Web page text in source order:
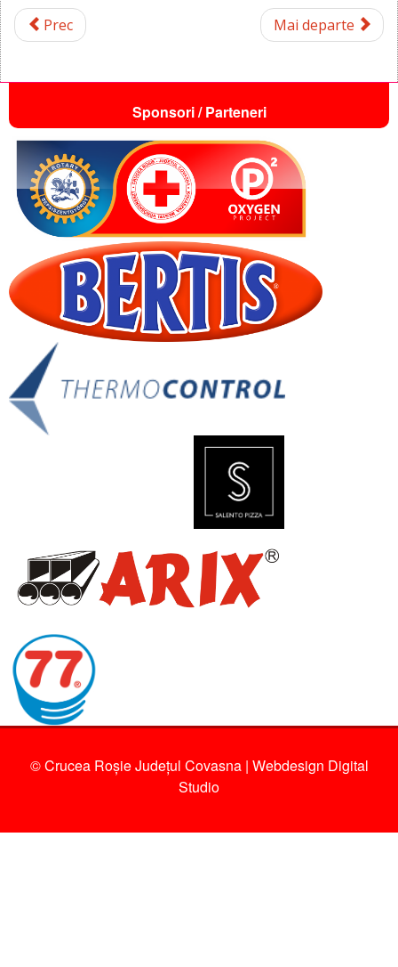
Prec Mai departe
Sponsori / Parteneri
© Crucea Roșie Județul Covasna | Webdesign Digital
Studio